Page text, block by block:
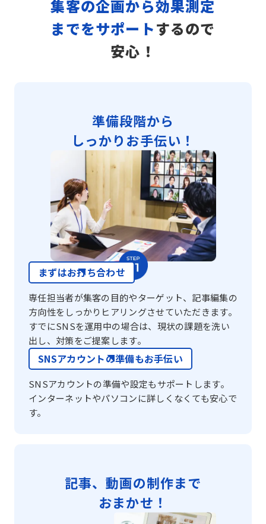
集客の企画から効果測定
までをサポートするので
安心！
準備段階から
しっかりお手伝い！
まずはお打ち合わせ
専任担当者が集客の目的やターゲット、記事編集の
方向性をしっかりヒアリングさせていただきます。
すでにSNSを運用中の場合は、現状の課題を洗い
出し、対策をご提案します。
SNSアカウントの準備もお手伝い
SNSアカウントの準備や設定もサポートします。
インターネットやパソコンに詳しくなくても安心で
す。
記事、動画の制作まで
おまかせ！